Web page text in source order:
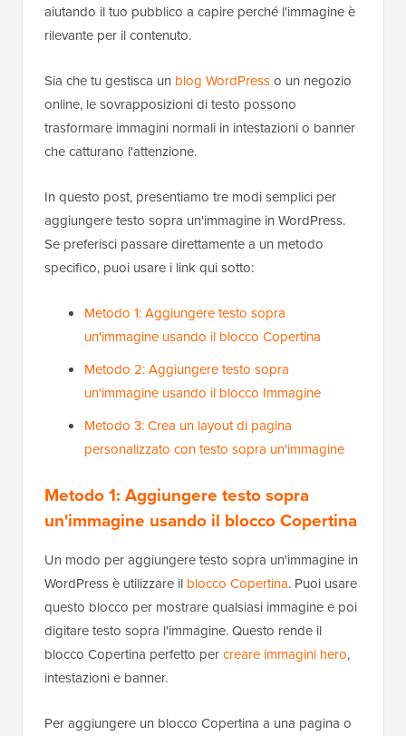
aiutando il tuo pubblico a capire perché l'immagine è
rilevante per il contenuto.
Sia che tu gestisca un blog WordPresso un negozio
online, le sovrapposizioni di testo possono
trasformare immagini normali in intestazioni o banner
che catturano l'attenzione.
In questo post, presentiamo tre modi semplici per
aggiungere testo sopra un'immagine in WordPress.
Se preferisci passare direttamente a un metodo
specifico, puoi usare i link qui sotto:
Metodo 1: Aggiungere testo sopra
un'immagine usando il blocco Copertina
Metodo 2: Aggiungere testo sopra
un'immagine usando il blocco Immagine
Metodo 3: Crea un layout di pagina
personalizzato con testo sopra un'immagine
Metodo 1: Aggiungere testo sopra
un'immagine usando il blocco Copertina
Un modo per aggiungere testo sopra un'immagine in
WordPress è utilizzare il blocco Copertina. Puoi usare
questo blocco per mostrare qualsiasi immagine e poi
digitare testo sopra l'immagine. Questo rende il
blocco Copertina perfetto percreare immagini hero,
intestazioni e banner.
Per aggiungere un blocco Copertina a una pagina o